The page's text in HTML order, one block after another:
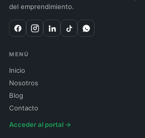
del emprendimiento.
MENÚ
Inicio
Nosotros
Blog
Contacto
Acceder al portal →